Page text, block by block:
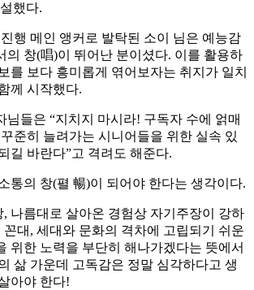
했다.
행 메인 앵커로 발탁된 소이 님은 예능감
의 창(唱)이 뛰어난 분이셨다. 이를 활용하
를 보다 흥미롭게 엮어보자는 취지가 일치
께 시작했다.
님들은 “지치지 마시라! 구독자 수에 얽매
준히 늘려가는 시니어들을 위한 실속 있
길 바란다”고 격려도 해준다.
통의 창(펼 暢)이 되어야 한다는 생각이다.
나름대로 살아온 경험상 자기주장이 강하
꼰대, 세대와 문화의 격차에 고립되기 쉬운
위한 노력을 부단히 해나가겠다는 뜻에서
삶 가운데 고독감은 정말 심각하다고 생
아야 한다!